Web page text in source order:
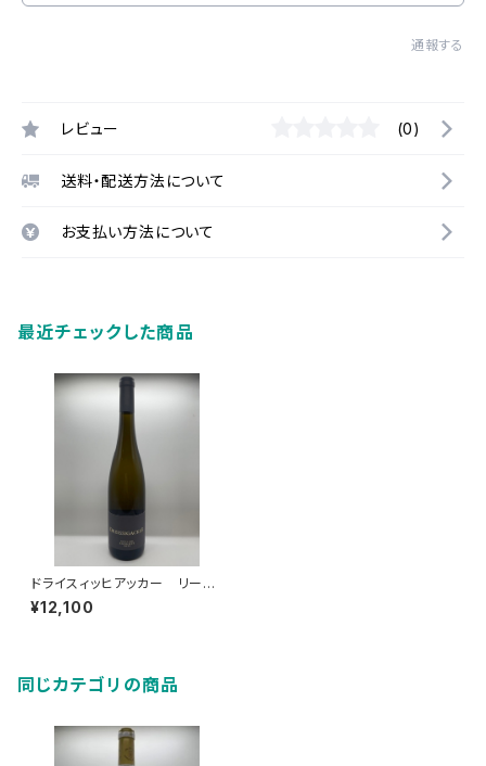
通報する
レビュー (0)
送料・配送方法について
お支払い方法について
最近チェックした商品
ドライスィッヒアッカー リース
リング アウスレーゼ 2022
¥12,100
同じカテゴリの商品